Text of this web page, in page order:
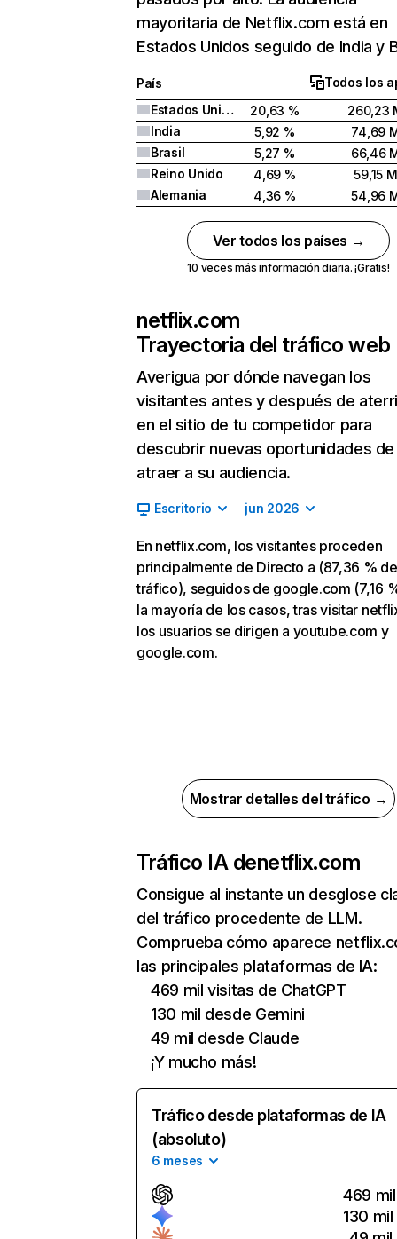
mayoritaria de Netflix.com está en
Estados Unidos seguido de India y
País
Todos los
Estados Unidos
20,63 %
260,23
India
5,92 %
74,69
Brasil
5,27 %
66,46
Reino Unido
4,69 %
59,15 M
Alemania
4,36 % 54,96
Ver todos los países →
10 veces más información diaria. ¡Gratis!
netflix.com
Trayectoria del tráfico web
Averigua por dónde navegan los
visitantes antes y después de
en el sitio de tu competidor para
descubrir nuevas oportunidades de
atraer a su audiencia.
Escritorio jun 2026
En netflix.com, los visitantes proceden
principalmente de Directo a (87,36 % de
tráfico), seguidos de google.com (7,16
la mayoría de los casos, tras visitar
los usuarios se dirigen a youtube.com y
google.com.
Mostrar detalles del tráfico →
Tráfico IA denetflix.com
Consigue al instante un desglose
del tráfico procedente de LLM.
Comprueba cómo aparece
las principales plataformas de IA:
469 mil visitas de ChatGPT
130 mil desde Gemini
49 mil desde Claude
¡Y mucho más!
Tráfico desde plataformas de IA
(absoluto)
6 meses
469 mil
130 mil